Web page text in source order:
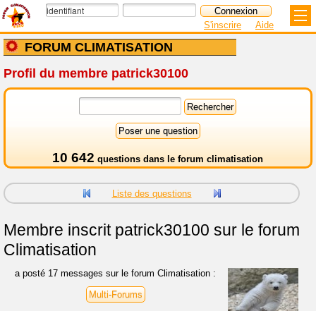
FORUM CLIMATISATION
S'inscrire Aide
Profil du membre patrick30100
10 642 questions dans le forum climatisation
Liste des questions
Membre inscritpatrick30100 sur le forum
Climatisation
a posté 17 messages sur le forum Climatisation :
Multi-Forums